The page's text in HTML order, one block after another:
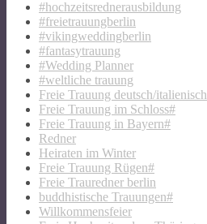
#hochzeitsrednerausbildung
#freietrauungberlin
#vikingweddingberlin
#fantasytrauung
#Wedding Planner
#weltliche trauung
Freie Trauung deutsch/italienisch
Freie Trauung im Schloss#
Freie Trauung in Bayern#
Redner
Heiraten im Winter
Freie Trauung Rügen#
Freie Trauredner berlin
buddhistische Trauungen#
Willkommensfeier